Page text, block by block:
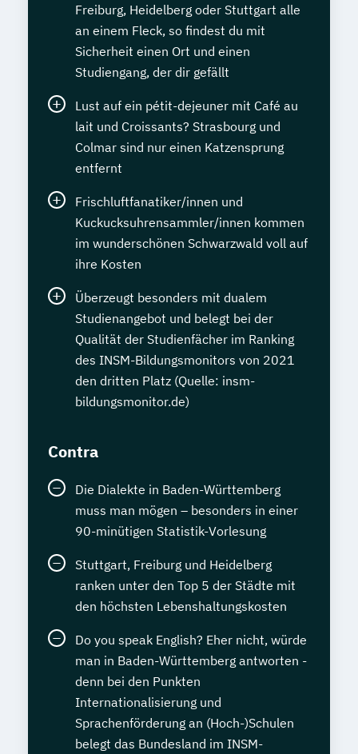
Freiburg, Heidelberg oder Stuttgart alle
an einem Fleck, so findest du mit
Sicherheit einen Ort und einen
Studiengang, der dir gefällt
Lust auf ein pétit-dejeuner mit Café au
lait und Croissants? Strasbourg und
Colmar sind nur einen Katzensprung
entfernt
Frischluftfanatiker/innen und
Kuckucksuhrensammler/innen kommen
im wunderschönen Schwarzwald voll auf
ihre Kosten
Überzeugt besonders mit dualem
Studienangebot und belegt bei der
Qualität der Studienfächer im Ranking
des INSM-Bildungsmonitors von 2021
den dritten Platz (Quelle: insm-
bildungsmonitor.de)
Contra
Die Dialekte in Baden-Württemberg
muss man mögen – besonders in einer
90-minütigen Statistik-Vorlesung
Stuttgart, Freiburg und Heidelberg
ranken unter den Top 5 der Städte mit
den höchsten Lebenshaltungskosten
Do you speak English? Eher nicht, würde
man in Baden-Württemberg antworten -
denn bei den Punkten
Internationalisierung und
Sprachenförderung an (Hoch-)Schulen
belegt das Bundesland im INSM-